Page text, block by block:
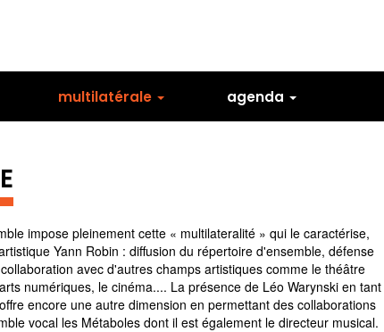
multilatérale agenda
impose pleinement cette « multilateralité » qui le caractérise,
Yann Robin : diffusion du répertoire d'ensemble, défense
avec d'autres champs artistiques comme le théâtre
numériques, le cinéma.... La présence de Léo Warynski en tant
encore une autre dimension en permettant des collaborations
vocal les Métaboles dont il est également le directeur musical.